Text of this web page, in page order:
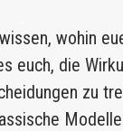
wohin
euch, die
zu